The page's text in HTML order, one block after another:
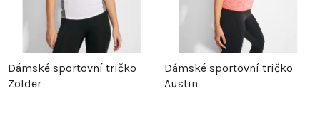
Dámské sportovní tričko
Zolder
Dámské sportovní tričko
Austin